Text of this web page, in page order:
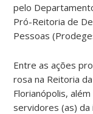
pelo
Pró-Reitoria de
Pessoas
Entre as ações
rosa na Reitoria
Florianópolis,
servidores (as) da